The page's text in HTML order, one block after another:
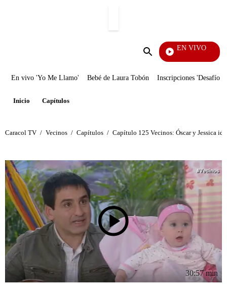
Enviar
EN VIVO
Pura Diversión
En vivo 'Yo Me Llamo' Bebé de Laura Tobón Inscripciones 'Desafío'
Inicio Capítulos
Caracol TV / Vecinos / Capítulos / Capítulo 125 Vecinos: Óscar y Jessica
30:57 min